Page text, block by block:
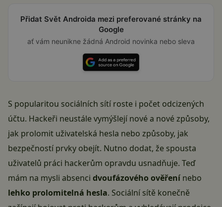
Přidat Svět Androida mezi preferované stránky na
Google
ať vám neunikne žádná Android novinka nebo sleva
S popularitou sociálních sítí roste i počet odcizených
účtu. Hackeři neustále vymýšlejí nové a nové způsoby,
jak prolomit uživatelská hesla nebo způsoby, jak
bezpečností prvky obejít. Nutno dodat, že spousta
uživatelů práci hackerům opravdu usnadňuje. Teď
mám na mysli absenci dvoufázového ověřenínebo
lehko prolomitelná hesla. Sociální sítě konečně